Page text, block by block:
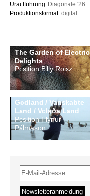
Uraufführung: Diagonale '26
Produktionsformat: digital
The Garden of Electric
Delights
Position Billy Roisz
Godland / Vanskabte
Land / Volaða Land
Position Hlynur
Pálmason